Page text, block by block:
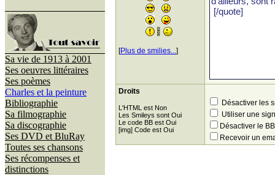
Sa vie de 1913 à 2001
Ses oeuvres littéraires
Ses poèmes
Charles et la peinture
Bibliographie
Sa filmographie
Sa discographie
Ses DVD et BluRay
Toutes ses chansons
Ses récompenses et
distinctions
[Plus de smilies...]
Droits
L'HTML est Non
Les Smileys sont Oui
Le code BB est Oui
[img] Code est Oui
Désactiver les
Utiliser une
Désactiver le
Recevoir un